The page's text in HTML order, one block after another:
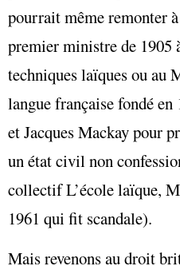
pourrait même remonter
premier ministre de 1905
techniques laïques ou au
langue française fondé en
et Jacques Mackay pour
un état civil non
collectif L’école laïque,
1961 qui fit scandale).
Mais revenons au droit